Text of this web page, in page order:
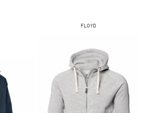
FLOYD